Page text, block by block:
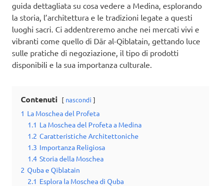
guida dettagliata su cosa vedere a Medina, esplorando
la storia, l’architettura e le tradizioni legate a questi
luoghi sacri. Ci addentreremo anche nei mercati vivi e
vibranti come quello di Dār al-Qiblatain, gettando luce
sulle pratiche di negoziazione, il tipo di prodotti
disponibili e la sua importanza culturale.
Contenuti nascondi
1 La Moschea del Profeta
1.1 La Moschea del Profeta a Medina
1.2 Caratteristiche Architettoniche
1.3 Importanza Religiosa
1.4 Storia della Moschea
2 Quba e Qiblatain
2.1 Esplora la Moschea di Quba